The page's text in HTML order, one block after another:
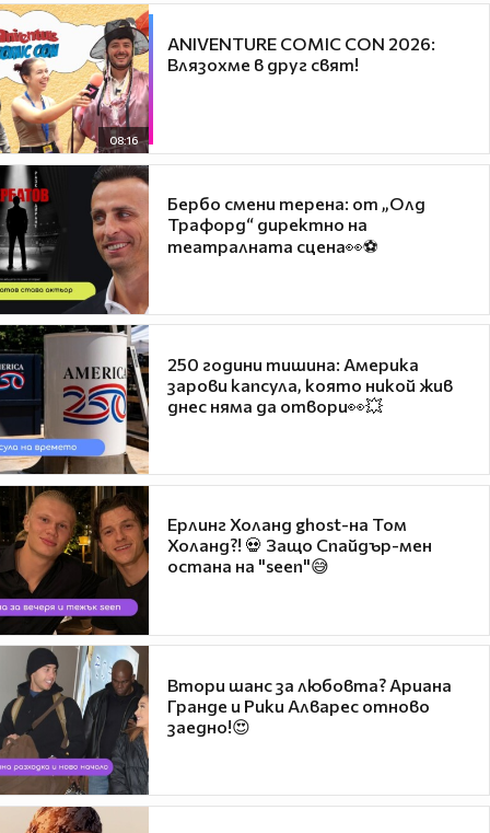
08:16
ANIVENTURE COMIC CON 2026:
Влязохме в друг свят!
Бербо смени терена: от „Олд
Трафорд“ директно на
театралната сцена👀⚽
250 години тишина: Америка
зарови капсула, която никой жив
днес няма да отвори👀💥
Ерлинг Холанд ghost-на Том
Холанд?! 💀 Защо Спайдър-мен
остана на "seen"😅
Втори шанс за любовта? Ариана
Гранде и Рики Алварес отново
заедно!😍